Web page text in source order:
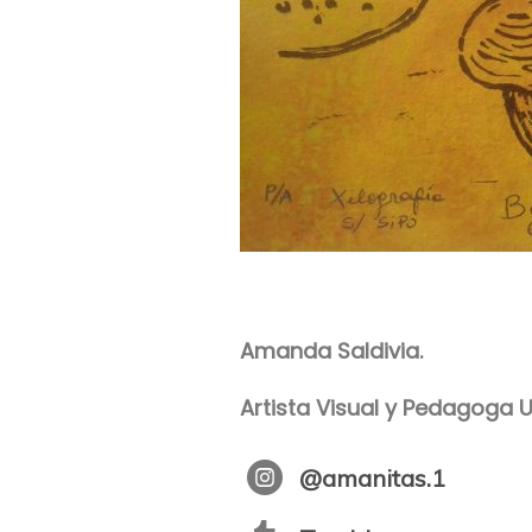
Amanda Saldivia.
Artista Visual y Pedagoga
@amanitas.1